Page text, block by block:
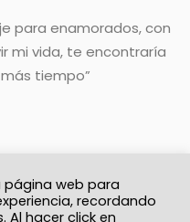
para enamorados, con
mi vida, te encontraría
tiempo”
página web para
recordando
Al hacer click en